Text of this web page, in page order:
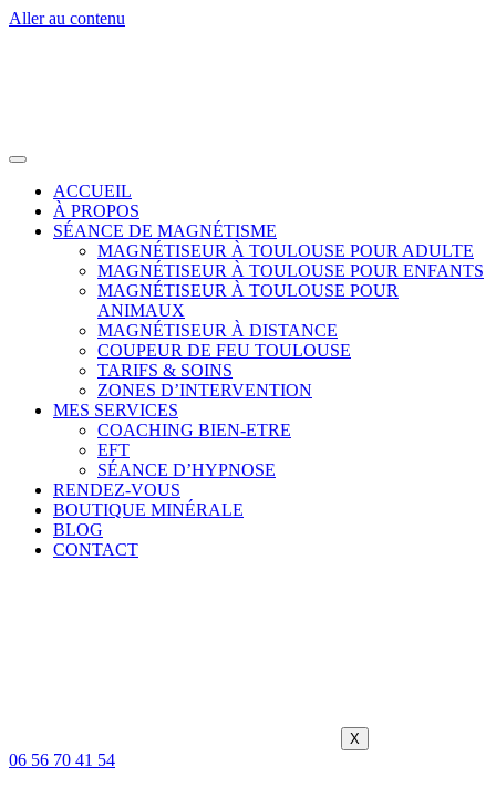
Aller au contenu
ACCUEIL
À PROPOS
SÉANCE DE MAGNÉTISME
MAGNÉTISEUR À TOULOUSE POUR ADULTE
MAGNÉTISEUR À TOULOUSE POUR ENFANTS
MAGNÉTISEUR À TOULOUSE POUR
ANIMAUX
MAGNÉTISEUR À DISTANCE
COUPEUR DE FEU TOULOUSE
TARIFS & SOINS
ZONES D’INTERVENTION
MES SERVICES
COACHING BIEN-ETRE
EFT
SÉANCE D’HYPNOSE
RENDEZ-VOUS
BOUTIQUE MINÉRALE
BLOG
CONTACT
X
06 56 70 41 54